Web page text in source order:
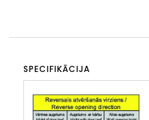
SPECIFIKĀCIJA